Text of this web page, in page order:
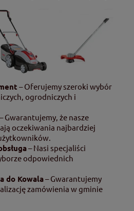
– Oferujemy szeroki wybór
ogrodniczych i
– Gwarantujemy, że nasze
oczekiwania najbardziej
– Nasi specjaliści
odpowiednich
do Kowala– Gwarantujemy
zamówienia w gminie